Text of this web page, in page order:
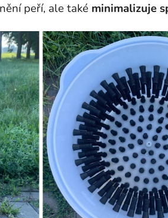
peří, ale také minimalizuje